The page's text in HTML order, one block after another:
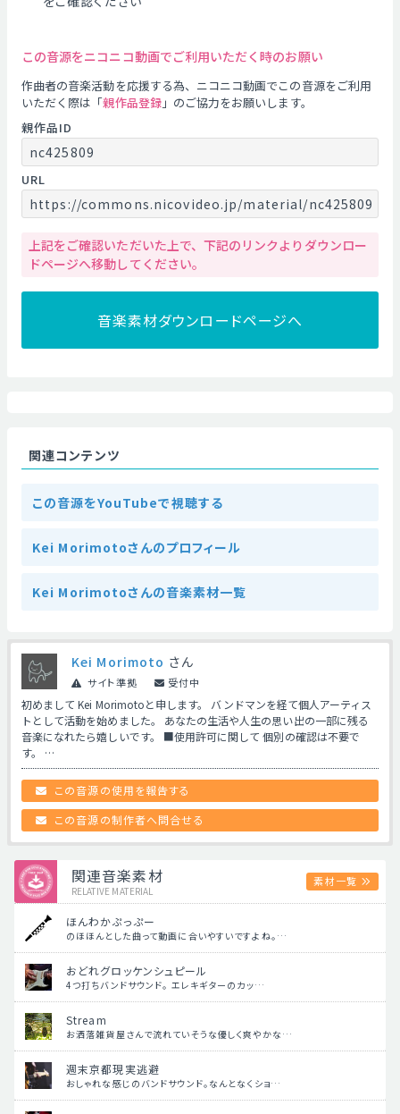
この音源をニコニコ動画でご利用いただく時のお願い
作曲者の音楽活動を応援する為、ニコニコ動画でこの音源をご利用
いただく際は「親作品登録」のご協力をお願いします。
親作品ID
nc425809
URL
https://commons.nicovideo.jp/material/nc425809
上記をご確認いただいた上で、下記のリンクよりダウンロー
ドページへ移動してください。
音楽素材ダウンロードページへ
関連コンテンツ
この音源をYouTubeで視聴する
Kei Morimotoさんのプロフィール
Kei Morimotoさんの音楽素材一覧
Kei Morimoto さん
サイト準拠 受付中
初めまして Kei Morimotoと申します。 バンドマンを経て個人アーティス
トとして活動を始めました。 あなたの生活や人生の思い出の一部に残る
音楽になれたら嬉しいです。 ■使用許可に関して 個別の確認は不要で
す。 …
この音源の使用を報告する
この音源の制作者へ問合せる
関連音楽素材
RELATIVE MATERIAL
素材一覧
ほんわかぷっぷー
のほほんとした曲って動画に合いやすいですよね。…
おどれグロッケンシュピール
4つ打ちバンドサウンド。 エレキギターのカッ…
Stream
お洒落雑貨屋さんで流れていそうな優しく爽やかな…
週末京都現実逃避
おしゃれな感じのバンドサウンド。なんとなくショ…